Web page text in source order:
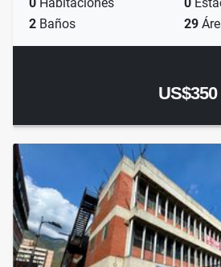
2 Baños 29
US$350